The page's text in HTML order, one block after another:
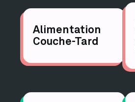
Alimentation
Couche-Tard